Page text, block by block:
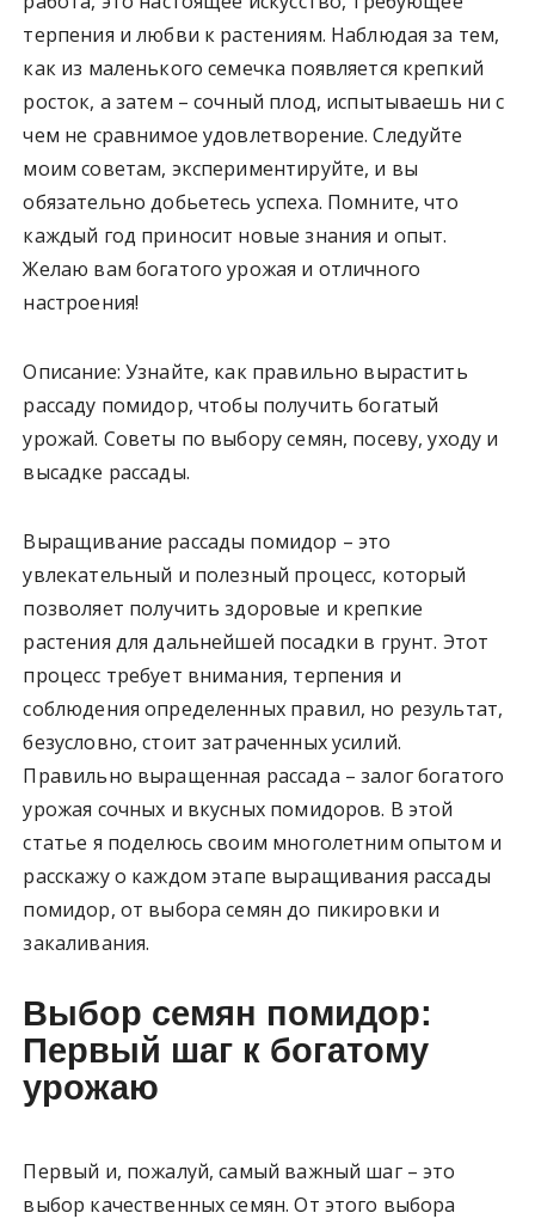
терпения и любви к растениям. Наблюдая за тем,
как из маленького семечка появляется крепкий
росток, а затем – сочный плод, испытываешь ни с
чем не сравнимое удовлетворение. Следуйте
моим советам, экспериментируйте, и вы
обязательно добьетесь успеха. Помните, что
каждый год приносит новые знания и опыт.
Желаю вам богатого урожая и отличного
настроения!
Описание: Узнайте, как правильно вырастить
рассаду помидор, чтобы получить богатый
урожай. Советы по выбору семян, посеву, уходу и
высадке рассады.
Выращивание рассады помидор – это
увлекательный и полезный процесс, который
позволяет получить здоровые и крепкие
растения для дальнейшей посадки в грунт. Этот
процесс требует внимания, терпения и
соблюдения определенных правил, но результат,
безусловно, стоит затраченных усилий.
Правильно выращенная рассада – залог богатого
урожая сочных и вкусных помидоров. В этой
статье я поделюсь своим многолетним опытом и
расскажу о каждом этапе выращивания рассады
помидор, от выбора семян до пикировки и
закаливания.
Выбор семян помидор:
Первый шаг к богатому
урожаю
Первый и, пожалуй, самый важный шаг – это
выбор качественных семян. От этого выбора